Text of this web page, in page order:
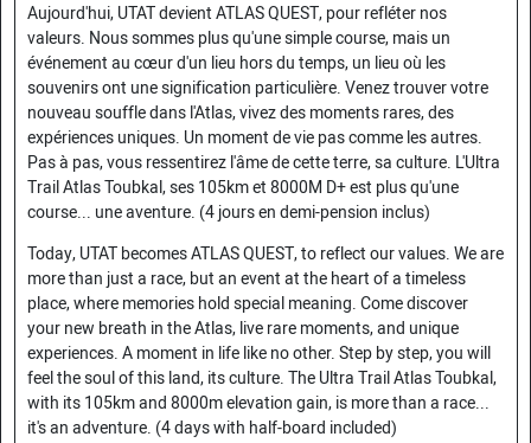
Aujourd'hui, UTAT devient ATLAS QUEST, pour refléter nos
valeurs. Nous sommes plus qu'une simple course, mais un
événement au cœur d'un lieu hors du temps, un lieu où les
souvenirs ont une signification particulière. Venez trouver votre
nouveau souffle dans l'Atlas, vivez des moments rares, des
expériences uniques. Un moment de vie pas comme les autres.
Pas à pas, vous ressentirez l'âme de cette terre, sa culture. L'Ultra
Trail Atlas Toubkal, ses 105km et 8000M D+ est plus qu'une
course... une aventure. (4 jours en demi-pension inclus)
Today, UTAT becomes ATLAS QUEST, to reflect our values. We are
more than just a race, but an event at the heart of a timeless
place, where memories hold special meaning. Come discover
your new breath in the Atlas, live rare moments, and unique
experiences. A moment in life like no other. Step by step, you will
feel the soul of this land, its culture. The Ultra Trail Atlas Toubkal,
with its 105km and 8000m elevation gain, is more than a race...
it's an adventure. (4 days with half-board included)